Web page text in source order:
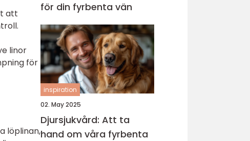
att
linor
för
löplinan,
för din fyrbenta vän
inspiration
02. May 2025
Djursjukvård: Att ta
hand om våra fyrbenta